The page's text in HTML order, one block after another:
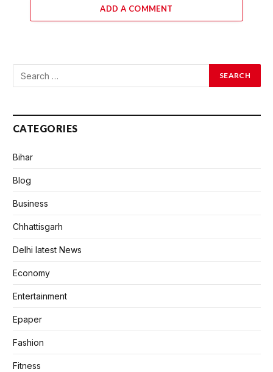
ADD A COMMENT
CATEGORIES
Bihar
Blog
Business
Chhattisgarh
Delhi latest News
Economy
Entertainment
Epaper
Fashion
Fitness